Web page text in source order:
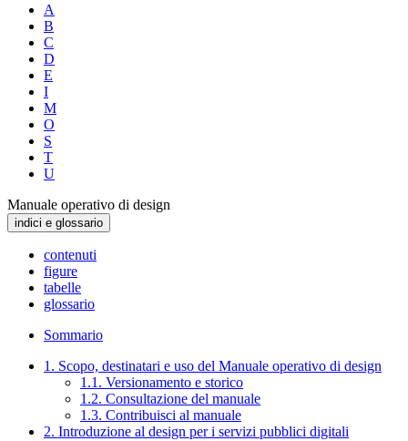
A
B
C
D
E
I
M
O
S
T
U
Manuale operativo di design
indici e glossario
contenuti
figure
tabelle
glossario
Sommario
1. Scopo, destinatari e uso del Manuale operativo di design
1.1. Versionamento e storico
1.2. Consultazione del manuale
1.3. Contribuisci al manuale
2. Introduzione al design per i servizi pubblici digitali